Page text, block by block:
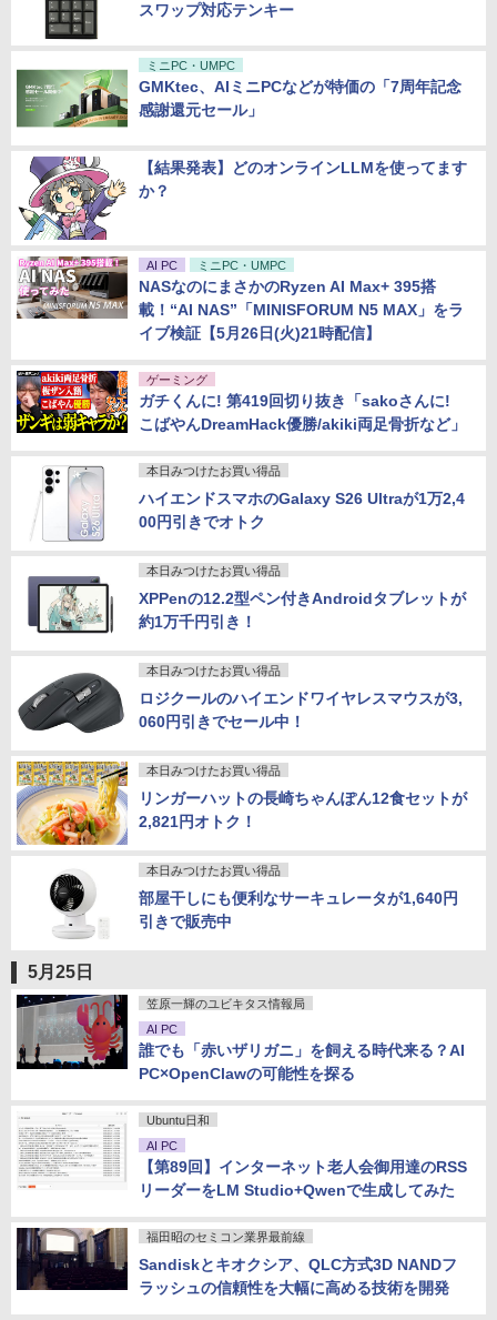
スワップ対応テンキー
ミニPC・UMPC
GMKtec、AIミニPCなどが特価の「7周年記念
感謝還元セール」
【結果発表】どのオンラインLLMを使ってます
か？
AI PC ミニPC・UMPC
NASなのにまさかのRyzen AI Max+ 395搭
載！“AI NAS”「MINISFORUM N5 MAX」をラ
イブ検証【5月26日(火)21時配信】
ゲーミング
ガチくんに! 第419回切り抜き「sakoさんに!
こばやんDreamHack優勝/akiki両足骨折など」
本日みつけたお買い得品
ハイエンドスマホのGalaxy S26 Ultraが1万2,4
00円引きでオトク
本日みつけたお買い得品
XPPenの12.2型ペン付きAndroidタブレットが
約1万千円引き！
本日みつけたお買い得品
ロジクールのハイエンドワイヤレスマウスが3,
060円引きでセール中！
本日みつけたお買い得品
リンガーハットの長崎ちゃんぽん12食セットが
2,821円オトク！
本日みつけたお買い得品
部屋干しにも便利なサーキュレータが1,640円
引きで販売中
5月25日
笠原一輝のユビキタス情報局
AI PC
誰でも「赤いザリガニ」を飼える時代来る？AI
PC×OpenClawの可能性を探る
Ubuntu日和
AI PC
【第89回】インターネット老人会御用達のRSS
リーダーをLM Studio+Qwenで生成してみた
福田昭のセミコン業界最前線
Sandiskとキオクシア、QLC方式3D NANDフ
ラッシュの信頼性を大幅に高める技術を開発